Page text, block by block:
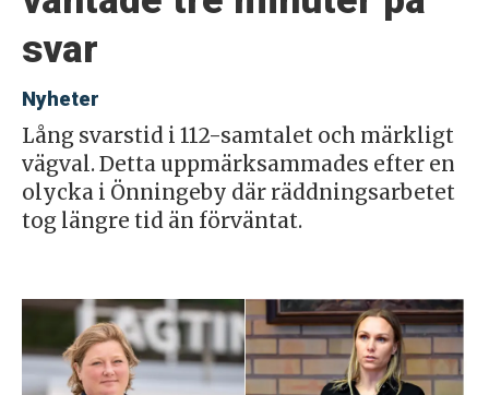
svar
Nyheter
Lång svarstid i 112-samtalet och märkligt
vägval. Detta uppmärksammades efter en
olycka i Önningeby där räddningsarbetet
tog längre tid än förväntat.